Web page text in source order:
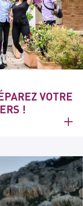
VOTRE
!